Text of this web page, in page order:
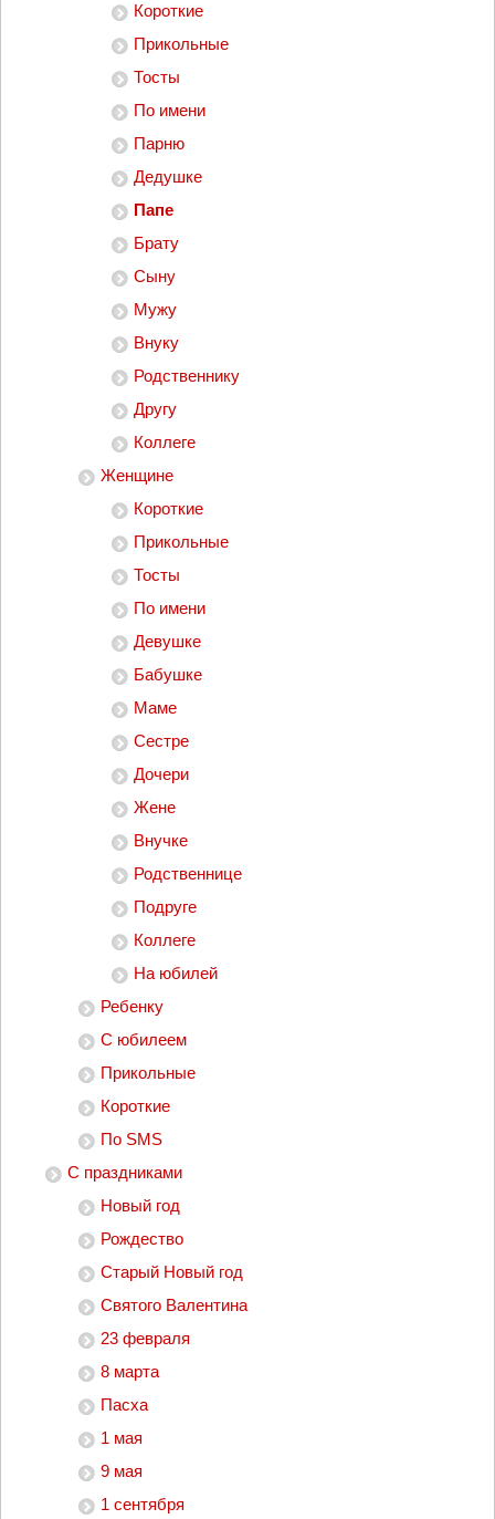
Короткие
Прикольные
Тосты
По имени
Парню
Дедушке
Папе
Брату
Сыну
Мужу
Внуку
Родственнику
Другу
Коллеге
Женщине
Короткие
Прикольные
Тосты
По имени
Девушке
Бабушке
Маме
Сестре
Дочери
Жене
Внучке
Родственнице
Подруге
Коллеге
На юбилей
Ребенку
С юбилеем
Прикольные
Короткие
По SMS
С праздниками
Новый год
Рождество
Старый Новый год
Святого Валентина
23 февраля
8 марта
Пасха
1 мая
9 мая
1 сентября